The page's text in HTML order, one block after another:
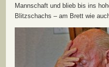
Mannschaft und blieb bis ins
Blitzschachs – am Brett wie